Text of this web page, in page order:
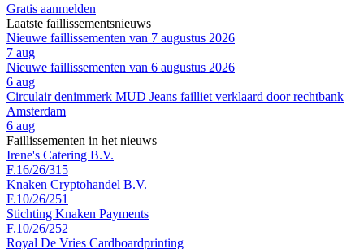
Gratis aanmelden
Laatste faillissementsnieuws
Nieuwe faillissementen van 7 augustus 2026
7 aug
Nieuwe faillissementen van 6 augustus 2026
6 aug
Circulair denimmerk MUD Jeans failliet verklaard door rechtbank
Amsterdam
6 aug
Faillissementen in het nieuws
Irene's Catering B.V.
F.16/26/315
Knaken Cryptohandel B.V.
F.10/26/251
Stichting Knaken Payments
F.10/26/252
Royal De Vries Cardboardprinting